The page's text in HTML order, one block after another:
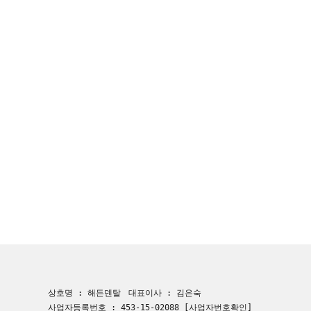
상호명 : 해든덴탈
대표이사 : 김은숙
사업자등록번호 : 453-15-02088
[사업자번호확인]